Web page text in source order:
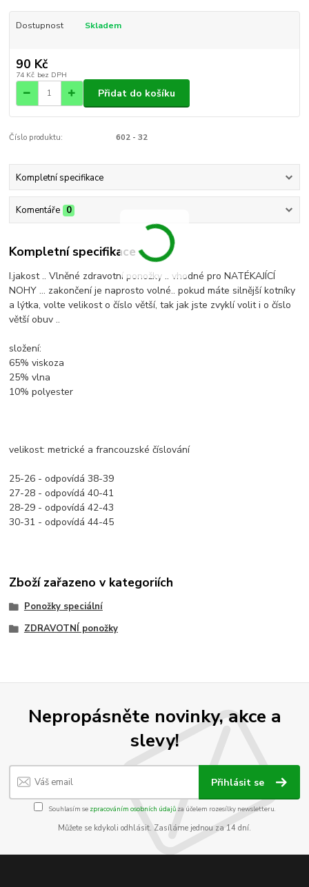
Dostupnost Skladem
90 Kč
74 Kč bez DPH
Přidat do košíku
Číslo produktu: 602 - 32
Kompletní specifikace
Komentáře 0
Kompletní specifikace
I.jakost .. Vlněné zdravotní ponožky .. vhodné pro NATÉKAJÍCÍ
NOHY ... zakončení je naprosto volné.. pokud máte silnější kotníky
a lýtka, volte velikost o číslo větší, tak jak jste zvyklí volit i o číslo
větší obuv ..
složení:
65% viskoza
25% vlna
10% polyester
velikost: metrické a francouzské číslování
25-26 - odpovídá 38-39
27-28 - odpovídá 40-41
28-29 - odpovídá 42-43
30-31 - odpovídá 44-45
Zboží zařazeno v kategoriích
Ponožky speciální
ZDRAVOTNÍ ponožky
Nepropásněte novinky, akce a
slevy!
Přihlásit se
Souhlasím se zpracováním osobních údajůza účelem rozesílky newsletteru.
Můžete se kdykoli odhlásit. Zasíláme jednou za 14 dní.